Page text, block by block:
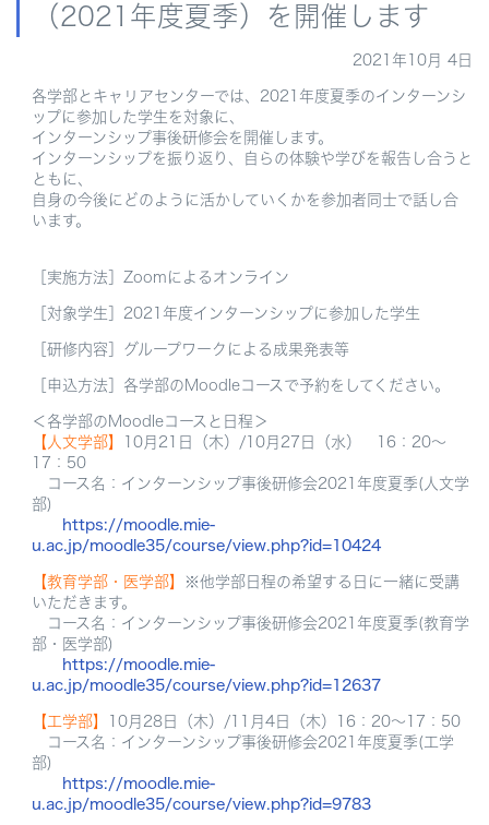
（2021年度夏季）を開催します
2021年10月 4日
各学部とキャリアセンターでは、2021年度夏季のインターンシ
ップに参加した学生を対象に、
インターンシップ事後研修会を開催します。
インターンシップを振り返り、自らの体験や学びを報告し合うと
ともに、
自身の今後にどのように活かしていくかを参加者同士で話し合
います。
［実施方法］ Zoom によるオンライン
［対象学生］ 2021 年度インターンシップに参加した学生
［研修内容］グループワークによる成果発表等
［申込方法］各学部のMoodleコースで予約をしてください。
＜各学部のMoodleコースと日程＞
【人文学部】
10月21日（木）/10月27日（水） 16：20～
17：50
コース名：インターンシップ事後研修会2021年度夏季(人文学
部)
https://moodle.mie-
u.ac.jp/moodle35/course/view.php?id=10424
【教育学部・医学部】
※他学部日程の希望する日に一緒に受講
いただきます。
コース名：インターンシップ事後研修会2021年度夏季(教育学
部・医学部)
https://moodle.mie-
u.ac.jp/moodle35/course/view.php?id=12637
【工学部】
10月28日（木）/11月4日（木）16：20～17：50
コース名：インターンシップ事後研修会2021年度夏季(工学
部)
https://moodle.mie-
u.ac.jp/moodle35/course/view.php?id=9783